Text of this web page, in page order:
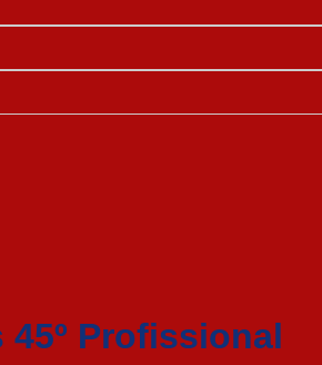
45º Profissional